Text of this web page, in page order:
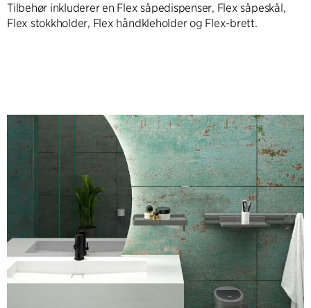
Tilbehør inkluderer en Flex såpedispenser, Flex såpeskål,
Flex stokkholder, Flex håndkleholder og Flex-brett.